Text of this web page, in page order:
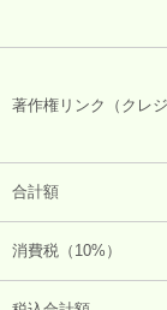
著作権リンク（クレ
合計額
消費税（10%）